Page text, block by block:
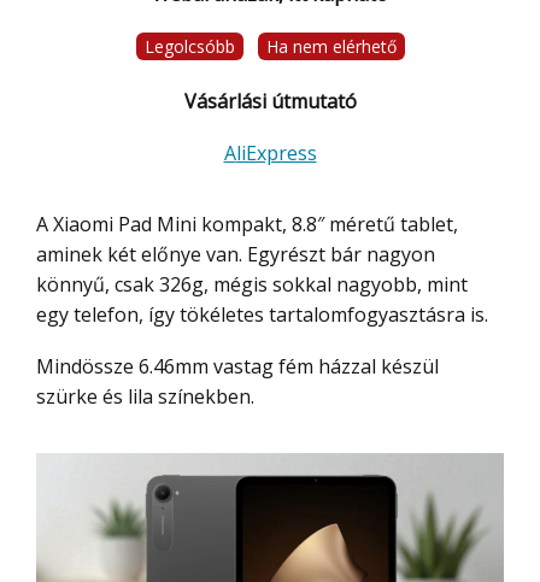
Legolcsóbb Ha nem elérhető
Vásárlási útmutató
AliExpress
A Xiaomi Pad Mini kompakt, 8.8″ méretű tablet,
aminek két előnye van. Egyrészt bár nagyon
könnyű, csak 326g, mégis sokkal nagyobb, mint
egy telefon, így tökéletes tartalomfogyasztásra is.
Mindössze 6.46mm vastag fém házzal készül
szürke és lila színekben.